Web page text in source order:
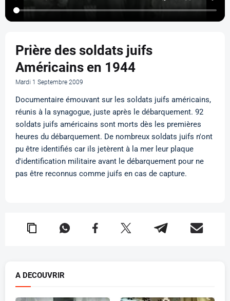
Prière des soldats juifs
Américains en 1944
Mardi 1 Septembre 2009
Documentaire émouvant sur les soldats juifs américains,
réunis à la synagogue, juste après le débarquement. 92
soldats juifs américains sont morts dès les premières
heures du débarquement. De nombreux soldats juifs n'ont
pu être identifiés car ils jetèrent à la mer leur plaque
d'identification militaire avant le débarquement pour ne
pas être reconnus comme juifs en cas de capture.
A DECOUVRIR